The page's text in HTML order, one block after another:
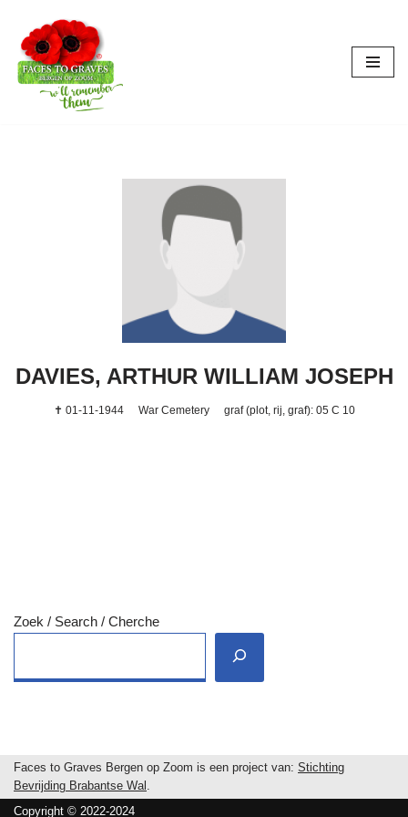
Aller
au
contenu
DAVIES, ARTHUR WILLIAM JOSEPH
✝ 01-11-1944 War Cemetery graf (plot, rij, graf): 05 C 10
Zoek / Search / Cherche
Faces to Graves Bergen op Zoom is een project van: Stichting
Bevrijding Brabantse Wal .
Copyright © 2022-2024